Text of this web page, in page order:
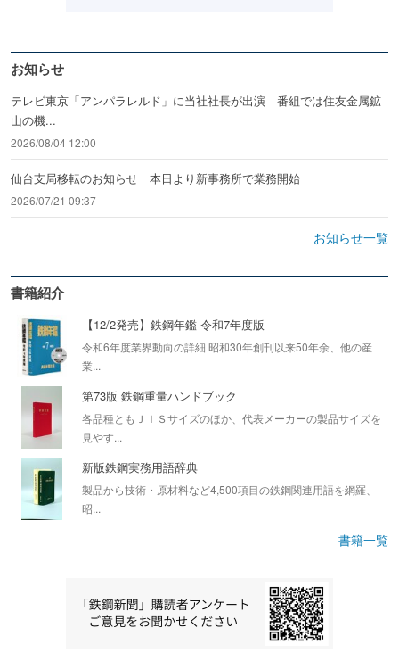
お知らせ
テレビ東京「アンパラレルド」に当社社長が出演 番組では住友金属鉱
山の機...
2026/08/04 12:00
仙台支局移転のお知らせ 本日より新事務所で業務開始
2026/07/21 09:37
お知らせ一覧
書籍紹介
【12/2発売】鉄鋼年鑑 令和7年度版
令和6年度業界動向の詳細 昭和30年創刊以来50年余、他の産
業...
第73版 鉄鋼重量ハンドブック
各品種ともＪＩＳサイズのほか、代表メーカーの製品サイズを
見やす...
新版鉄鋼実務用語辞典
製品から技術・原材料など4,500項目の鉄鋼関連用語を網羅、
昭...
書籍一覧